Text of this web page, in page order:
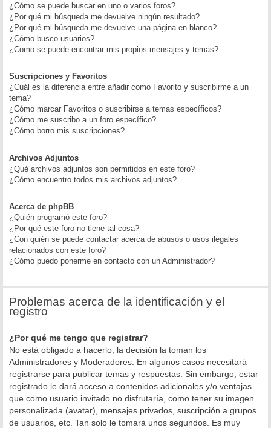
¿Cómo se puede buscar en uno o varios foros?
¿Por qué mi búsqueda me devuelve ningún resultado?
¿Por qué mi búsqueda me devuelve una página en blanco?
¿Cómo busco usuarios?
¿Como se puede encontrar mis propios mensajes y temas?
Suscripciones y Favoritos
¿Cuál es la diferencia entre añadir como Favorito y suscribirme a un
tema?
¿Cómo marcar Favoritos o suscribirse a temas específicos?
¿Cómo me suscribo a un foro específico?
¿Cómo borro mis suscripciones?
Archivos Adjuntos
¿Qué archivos adjuntos son permitidos en este foro?
¿Cómo encuentro todos mis archivos adjuntos?
Acerca de phpBB
¿Quién programó este foro?
¿Por qué este foro no tiene tal cosa?
¿Con quién se puede contactar acerca de abusos o usos ilegales
relacionados con este foro?
¿Cómo puedo ponerme en contacto con un Administrador?
Problemas acerca de la identificación y el
registro
¿Por qué me tengo que registrar?
No está obligado a hacerlo, la decisión la toman los
Administradores y Moderadores. En algunos casos necesitará
registrarse para publicar temas y respuestas. Sin embargo, estar
registrado le dará acceso a contenidos adicionales y/o ventajas
que como usuario invitado no disfrutaría, como tener su imagen
personalizada (avatar), mensajes privados, suscripción a grupos
de usuarios, etc. Tan solo le tomará unos segundos. Es muy